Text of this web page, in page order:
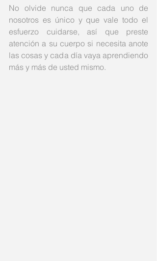
No olvide nunca que cada uno de
nosotros es único y que vale todo el
esfuerzo cuidarse, así que preste
atención a su cuerpo si necesita anote
las cosas y cada día vaya aprendiendo
más y más de usted mismo.